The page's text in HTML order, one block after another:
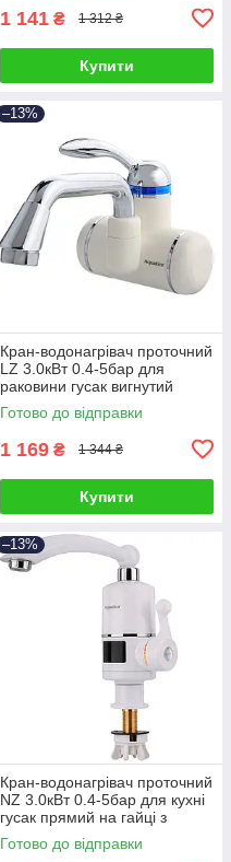
1 141 ₴ 1 312 ₴
Купити
–13%
Кран-водонагрівач проточний
LZ 3.0кВт 0.4-5бар для
раковини гусак вигнутий
довгий настінний AQUATICA
9795023 (LZ-6A211W)
Готово до відправки
1 169 ₴ 1 344 ₴
Купити
–13%
Кран-водонагрівач проточний
NZ 3.0кВт 0.4-5бар для кухні
гусак прямий на гайці з
дисплеєм AQUATICA NZ-
6B242W (9797102)
Готово до відправки